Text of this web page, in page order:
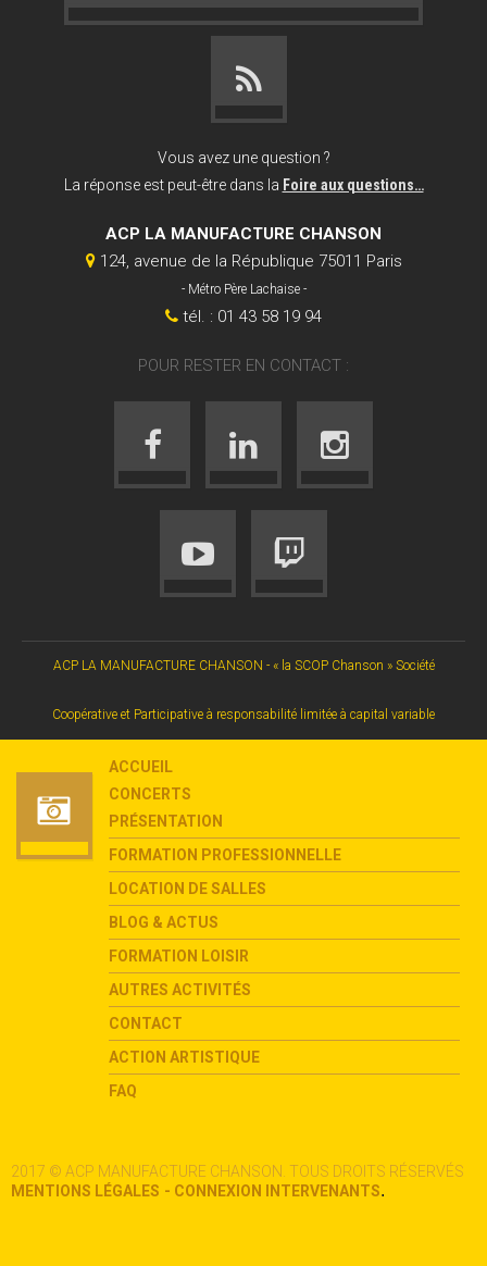
Vous avez une question ?
La réponse est peut-être dans la Foire aux questions…
ACP LA MANUFACTURE CHANSON
124, avenue de la République 75011 Paris
- Métro Père Lachaise -
tél. : 01 43 58 19 94
POUR RESTER EN CONTACT :
ACP LA MANUFACTURE CHANSON - « la SCOP Chanson » Société
Coopérative et Participative à responsabilité limitée à capital variable
ACCUEIL
CONCERTS
PRÉSENTATION
FORMATION PROFESSIONNELLE
LOCATION DE SALLES
BLOG & ACTUS
FORMATION LOISIR
AUTRES ACTIVITÉS
CONTACT
ACTION ARTISTIQUE
FAQ
2017 © ACP MANUFACTURE CHANSON. TOUS DROITS RÉSERVÉS
MENTIONS LÉGALES - CONNEXION INTERVENANTS.